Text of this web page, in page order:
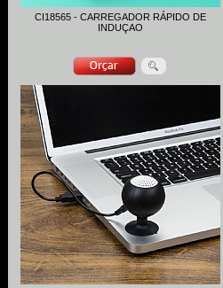
CI18565 - CARREGADOR RÁPIDO DE
INDUÇAO